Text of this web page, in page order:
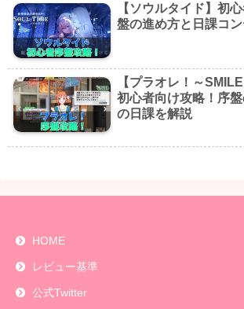
【ソウルタイド】初
盤の進め方と日課コ
【プラオレ！～
初心者向け攻略！序
の日課を解説
HOME
レビュー基準
公式Twitter